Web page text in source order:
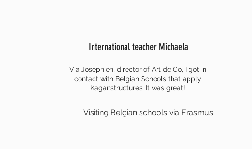
International teacher Michaela
Via Josephien, director of Art de Co, I got in
contact with Belgian Schools that apply
Kaganstructures. It was great!
Visiting Belgian schools via Erasmus